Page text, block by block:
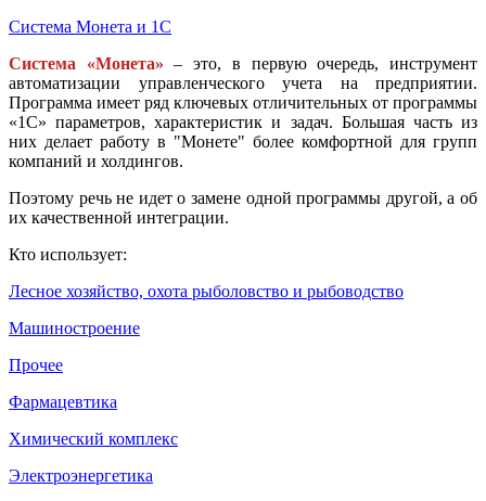
Система Монета и 1С
Система «Монета» – это, в первую очередь, инструмент
автоматизации управленческого учета на предприятии.
Программа имеет ряд ключевых отличительных от программы
«1С» параметров, характеристик и задач. Большая часть из
них делает работу в "Монете" более комфортной для групп
компаний и холдингов.
Поэтому речь не идет о замене одной программы другой, а об
их качественной интеграции.
Кто использует:
Лесное хозяйство, охота рыболовство и рыбоводство
Машиностроение
Прочее
Фармацевтика
Химический комплекс
Электроэнергетика